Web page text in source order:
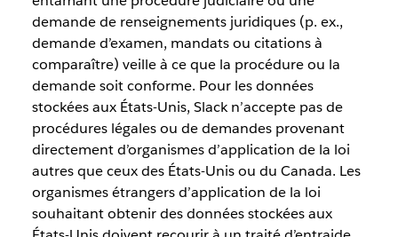
demande de renseignements juridiques (p. ex.,
demande d’examen, mandats ou citations à
comparaître) veille à ce que la procédure ou la
demande soit conforme. Pour les données
stockées aux États-Unis, Slack n’accepte pas de
procédures légales ou de demandes provenant
directement d’organismes d’application de la loi
autres que ceux des États-Unis ou du Canada. Les
organismes étrangers d’application de la loi
souhaitant obtenir des données stockées aux